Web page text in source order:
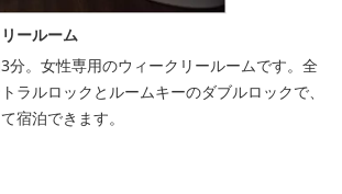
ールーム
分。女性専用のウィークリールームです。全
ラルロックとルームキーのダブルロックで、
宿泊できます。